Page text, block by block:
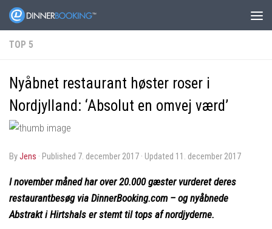
TOP 5
Nyåbnet restaurant høster roser i
Nordjylland: ‘Absolut en omvej værd’
byJens · Published 7. december 2017 · Updated 11. december 2017
I november måned har over 20.000 gæster vurderet deres
restaurantbesøg via DinnerBooking.com – og nyåbnede
Abstrakt i Hirtshals er stemt til tops af nordjyderne.